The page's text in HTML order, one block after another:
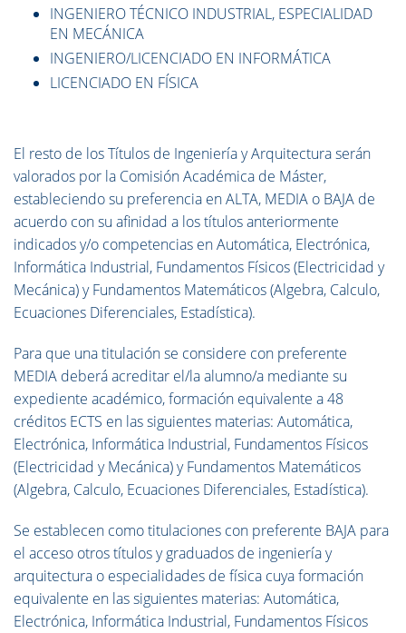
INGENIERO TÉCNICO INDUSTRIAL, ESPECIALIDAD
EN MECÁNICA
INGENIERO/LICENCIADO EN INFORMÁTICA
LICENCIADO EN FÍSICA
El resto de los Títulos de Ingeniería y Arquitectura serán
valorados por la Comisión Académica de Máster,
estableciendo su preferencia en ALTA, MEDIA o BAJA de
acuerdo con su afinidad a los títulos anteriormente
indicados y/o competencias en Automática, Electrónica,
Informática Industrial, Fundamentos Físicos (Electricidad y
Mecánica) y Fundamentos Matemáticos (Algebra, Calculo,
Ecuaciones Diferenciales, Estadística).
Para que una titulación se considere con preferente
MEDIA deberá acreditar el/la alumno/a mediante su
expediente académico, formación equivalente a 48
créditos ECTS en las siguientes materias: Automática,
Electrónica, Informática Industrial, Fundamentos Físicos
(Electricidad y Mecánica) y Fundamentos Matemáticos
(Algebra, Calculo, Ecuaciones Diferenciales, Estadística).
Se establecen como titulaciones con preferente BAJA para
el acceso otros títulos y graduados de ingeniería y
arquitectura o especialidades de física cuya formación
equivalente en las siguientes materias: Automática,
Electrónica, Informática Industrial, Fundamentos Físicos